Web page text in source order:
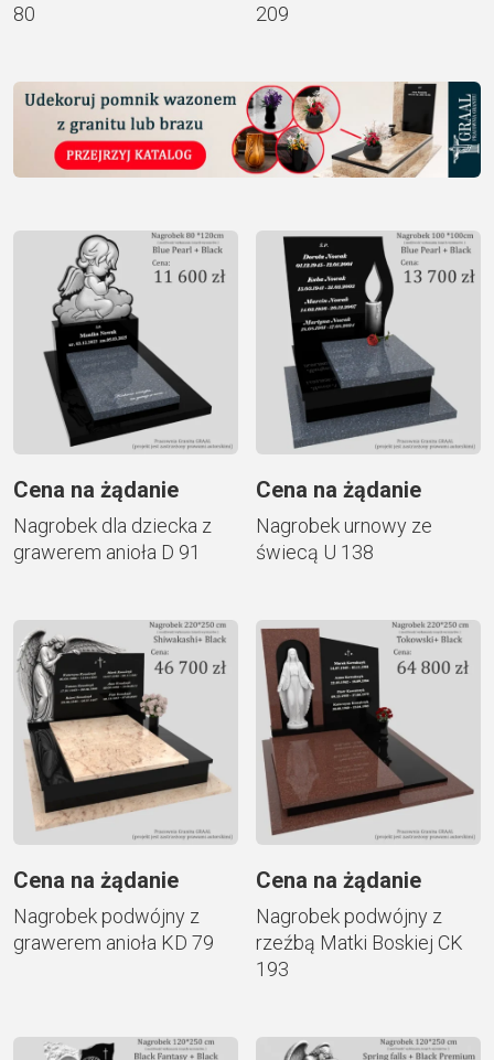
80
209
Cena na żądanie
Nagrobek dla dziecka z
grawerem anioła D 91
Cena na żądanie
Nagrobek urnowy ze
świecą U 138
Cena na żądanie
Nagrobek podwójny z
grawerem anioła KD 79
Cena na żądanie
Nagrobek podwójny z
rzeźbą Matki Boskiej CK
193